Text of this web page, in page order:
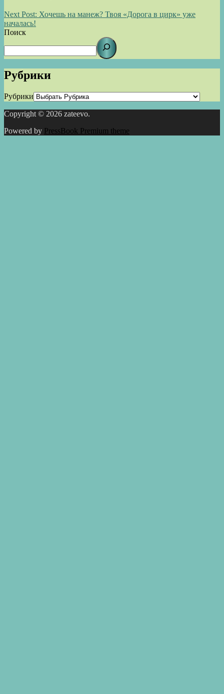
Next Post: Хочешь на манеж? Твоя «Дорога в цирк» уже
началась!
Поиск
Рубрики
Рубрики
Copyright © 2026 zateevo.
Powered by PressBook Premium theme